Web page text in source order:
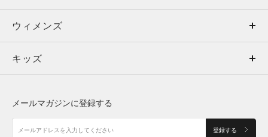
ウィメンズ
キッズ
アクセサリー
トップス
ボトムス
アクセサリー
ウィメンズ
トップス
シューズ
キッズ
メールマガジンに登録する
登録する